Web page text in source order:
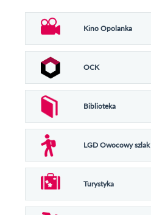
Kino Opolanka
OCK
Biblioteka
LGD Owocowy szlak
Turystyka